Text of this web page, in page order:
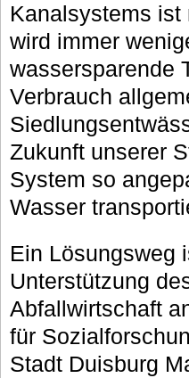
Kanalsystems
wird immer
wassersparende
Verbrauch
Zukunft unserer
System so
Wasser
Ein Lösungsweg
Unterstützung
Abfallwirtschaft
für
Stadt Duisburg